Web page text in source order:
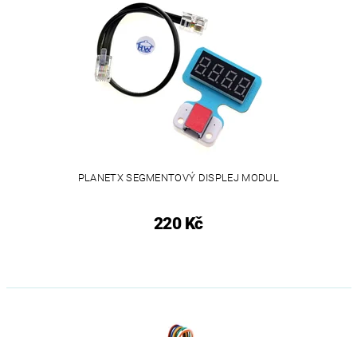
PLANETX SEGMENTOVÝ DISPLEJ MODUL
220 Kč